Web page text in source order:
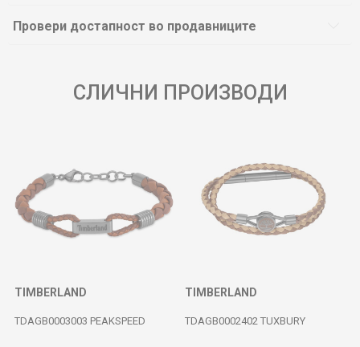
Провери достапност во продавниците
СЛИЧНИ ПРОИЗВОДИ
TIMBERLAND
TDAGB0003003 PEAKSPEED
TIMBERLAND
TDAGB0002402 TUXBURY